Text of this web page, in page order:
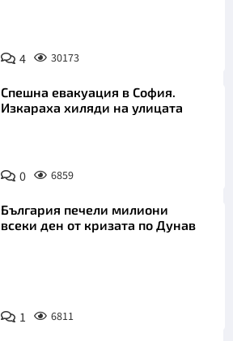
4 30173
Спешна евакуация в София.
Изкараха хиляди на улицата
0 6859
България печели милиони
всеки ден от кризата по Дунав
1 6811